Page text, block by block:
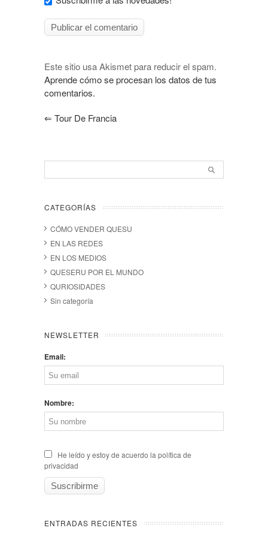
Este sitio usa Akismet para reducir el spam.
Aprende cómo se procesan los datos de tus
comentarios.
⇐ Tour De Francia
CATEGORÍAS
CÓMO VENDER QUESU
EN LAS REDES
EN LOS MEDIOS
QUESERU POR EL MUNDO
QURIOSIDADES
Sin categoría
NEWSLETTER
Email:
Nombre:
He leído y estoy de acuerdo la política de
privacidad
ENTRADAS RECIENTES